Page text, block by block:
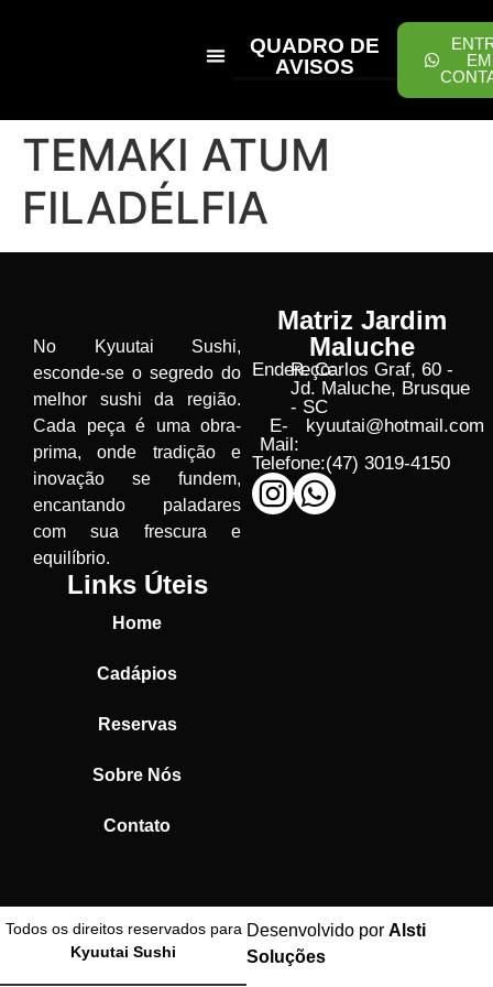
QUADRO DE
AVISOS
EM
TEMAKI ATUM
FILADÉLFIA
No Kyuutai Sushi,
esconde-se o segredo do
melhor sushi da região.
Cada peça é uma obra-
prima, onde tradição e
inovação se fundem,
encantando paladares
com sua frescura e
equilíbrio.
Links Úteis
Home
Cadápios
Reservas
Sobre Nós
Contato
Matriz Jardim
Maluche
Endereço:
R. Carlos Graf, 60 -
Jd. Maluche, Brusque
- SC
E-
Mail:
kyuutai@hotmail.com
Telefone:(47) 3019-4150
Todos os direitos reservados para
Kyuutai Sushi
Desenvolvido por Alsti
Soluções